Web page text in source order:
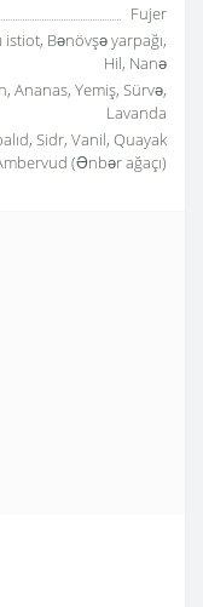
Fujer
istiot, Bənövşə yarpağı,
Hil, Nanə
Ananas, Yemiş, Sürvə,
Lavanda
Sidr, Vanil, Quayak
(Ənbər ağaçı)